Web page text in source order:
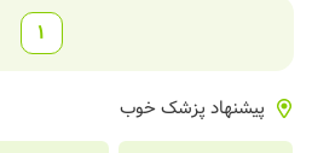
1
پیشنهاد پزشک خوب